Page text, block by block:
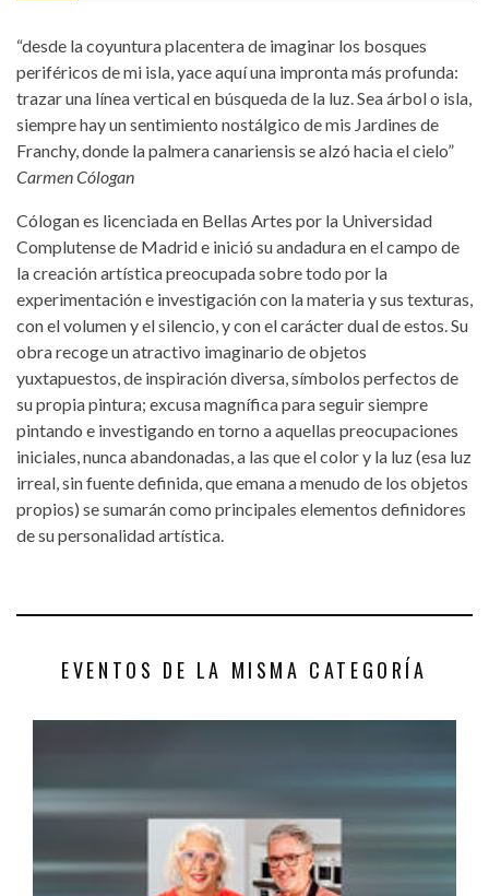
“desde la coyuntura placentera de imaginar los bosques
periféricos de mi isla, yace aquí una impronta más profunda:
trazar una línea vertical en búsqueda de la luz. Sea árbol o isla,
siempre hay un sentimiento nostálgico de mis Jardines de
Franchy, donde la palmera canariensis se alzó hacia el cielo”
Carmen Cólogan
Cólogan es licenciada en Bellas Artes por la Universidad
Complutense de Madrid e inició su andadura en el campo de
la creación artística preocupada sobre todo por la
experimentación e investigación con la materia y sus texturas,
con el volumen y el silencio, y con el carácter dual de estos. Su
obra recoge un atractivo imaginario de objetos
yuxtapuestos, de inspiración diversa, símbolos perfectos de
su propia pintura; excusa magnífica para seguir siempre
pintando e investigando en torno a aquellas preocupaciones
iniciales, nunca abandonadas, a las que el color y la luz (esa luz
irreal, sin fuente definida, que emana a menudo de los objetos
propios) se sumarán como principales elementos definidores
de su personalidad artística.
EVENTOS DE LA MISMA CATEGORÍA